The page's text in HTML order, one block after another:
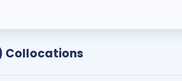
Collocations